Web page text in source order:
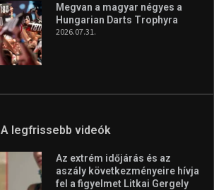
Megvan a magyar négyes a
Hungarian Darts Trophyra
2026.07.31.
A legfrissebb videók
Az extrém időjárás és az
aszály következményeire hívja
fel a figyelmet Litkai Gergely